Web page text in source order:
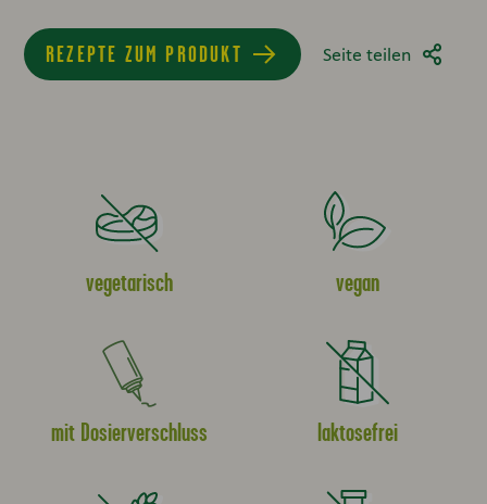
REZEPTE ZUM PRODUKT Seite teilen
vegetarisch vegan
mit Dosierverschluss laktosefrei